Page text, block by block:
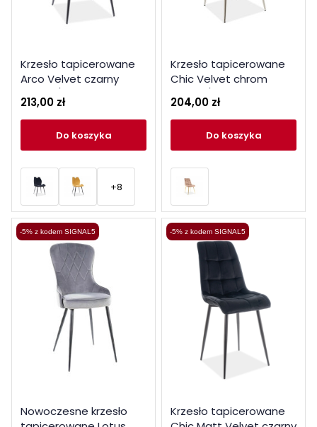
Krzesło tapicerowane
Arco Velvet czarny
stelaż / zielony bluvel
78
213,00 zł
do koszyka
+8
Krzesło tapicerowane
Chic Velvet chrom
stelaż / szary bluvel 14
204,00 zł
do koszyka
-5% z kodem SIGNAL5
Nowoczesne krzesło
-5% z kodem SIGNAL5
Krzesło tapicerowane